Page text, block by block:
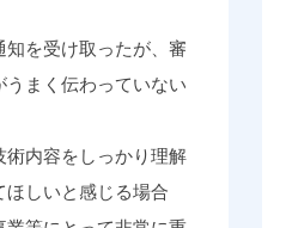
を受け取ったが、審
まく伝わっていない
内容をしっかり理解
ほしいと感じる場合